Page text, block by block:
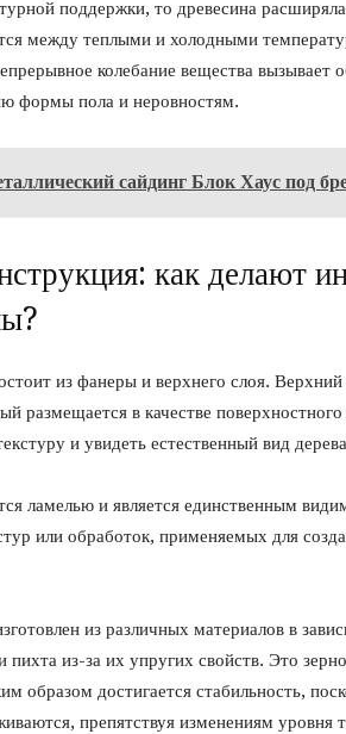
поддержки, то древесина
между теплыми и холодными
колебание вещества вызывает
формы пола и неровностям.
сайдинг Блок Хаус под
как делают
из фанеры и верхнего слоя.
размещается в качестве
и увидеть естественный вид
ламелью и является единственным
или обработок, применяемых для
из различных материалов в
пихта из-за их упругих свойств. Это
образом достигается стабильность,
препятствуя изменениям уровня